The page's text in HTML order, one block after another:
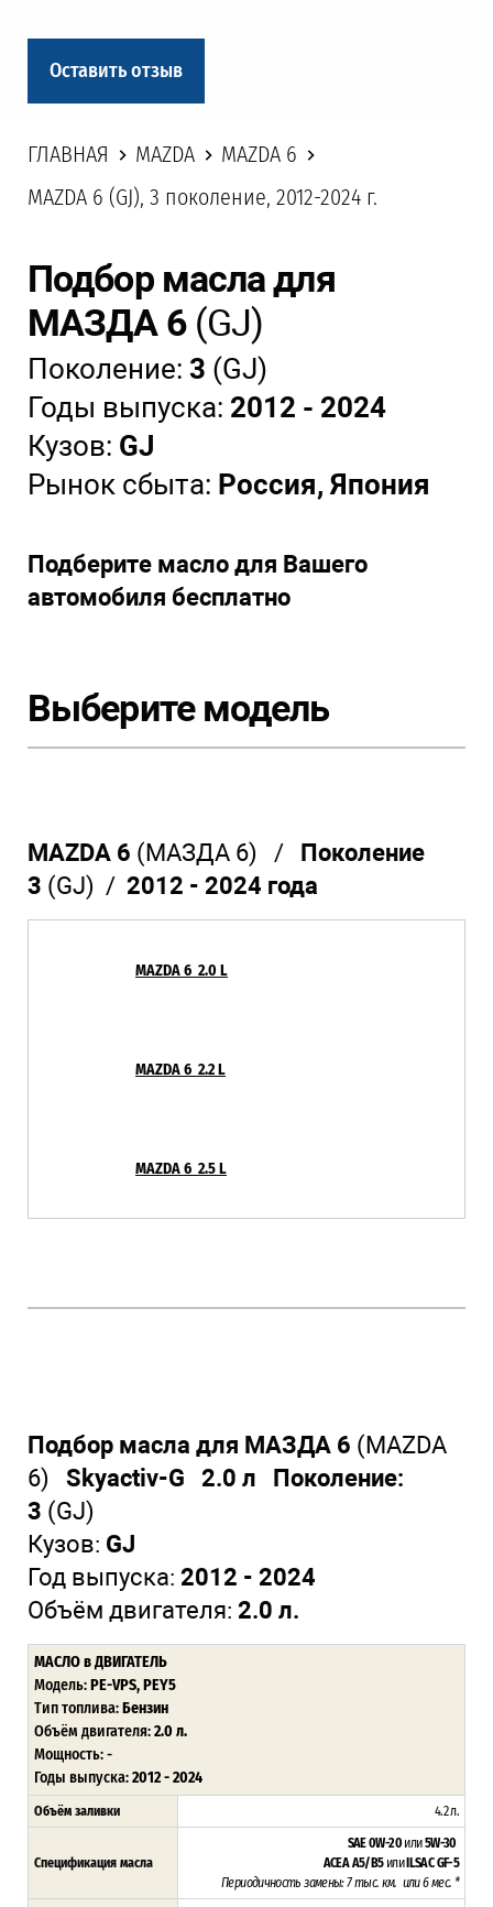
Оставить отзыв
ГЛАВНАЯ MAZDA
MAZDA 6
MAZDA 6 (GJ), 3 поколение, 2012-2024 г.
Подбор масла для
МАЗДА 6 (GJ)
Поколение: 3 (GJ)
Годы выпуска: 2012 - 2024
Кузов: GJ
Рынок сбыта: Россия, Япония
Подберите масло для Вашего
автомобиля бесплатно
Выберите модель
MAZDA 6 (МАЗДА 6) /
Поколение
3 (GJ) / 2012 - 2024 года
MAZDA 6 2.0 L
MAZDA 6 2.2 L
MAZDA 6 2.5 L
Подбор масла для МАЗДА 6 (MAZDA
6) Skyactiv-G 2.0 л Поколение:
3 (GJ)
Кузов: GJ
Год выпуска: 2012 - 2024
Объём двигателя: 2.0 л.
МАСЛО в ДВИГАТЕЛЬ
Модель:PE-VPS, PEY5
Тип топлива:Бензин
Объём двигателя:2.0 л.
Мощность: -
Годы выпуска:2012 - 2024
Объём заливки 4.2 л.
Спецификация масла
SAE 0W-20 или5W-30
ACEA A5/B5 илиILSAC GF-5
Периодичность замены: 7 тыс. км. или 6 мес. *